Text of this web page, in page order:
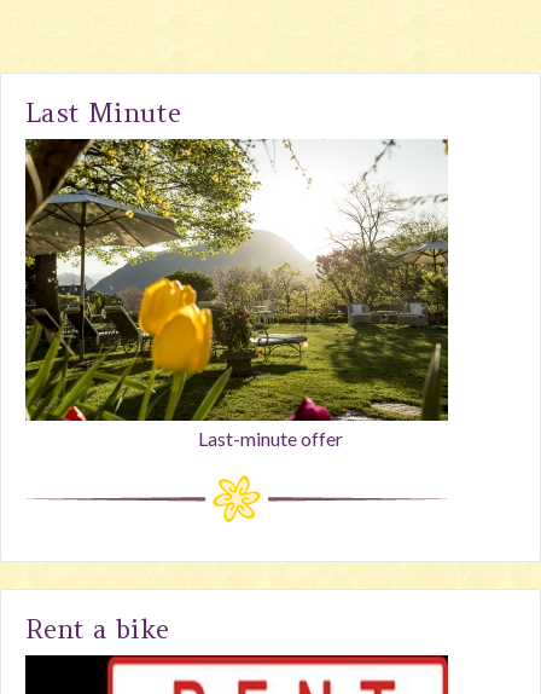
Last Minute
Last-minute offer
Rent a bike